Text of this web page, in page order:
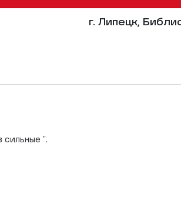
г. Липецк,
сильные ".